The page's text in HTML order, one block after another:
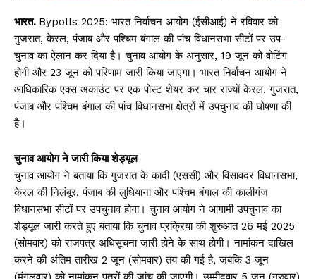
भारत. Bypolls 2025: भारत निर्वाचन आयोग (ईसीआई) ने रविवार को
गुजरात, केरल, पंजाब और पश्चिम बंगाल की पांच विधानसभा सीटों पर उप-
चुनाव का ऐलान कर दिया है। चुनाव आयोग के अनुसार, 19 जून को वोटिंग
होगी और 23 जून को परिणाम जारी किया जाएगा। भारत निर्वाचन आयोग ने
आधिकारिक एक्स अकाउंट पर एक पोस्ट शेयर कर चार राज्यों केरल, गुजरात,
पंजाब और पश्चिम बंगाल की पांच विधानसभा क्षेत्रों में उपचुनाव की घोषणा की
है।
चुनाव आयोग ने जारी किया शेड्यूल
चुनाव आयोग ने बताया कि गुजरात के कादी (एससी) और विसावदर विधानसभा,
केरल की निलंबूर, पंजाब की लुधियाना और पश्चिम बंगाल की कालीगंज
विधानसभा सीटों पर उपचुनाव होगा। चुनाव आयोग ने आगामी उपचुनाव का
शेड्यूल जारी करते हुए बताया कि चुनाव प्रक्रिया की शुरुआत 26 मई 2025
(सोमवार) को राजपत्र अधिसूचना जारी होने के साथ होगी। नामांकन दाखिल
करने की अंतिम तारीख 2 जून (सोमवार) तय की गई है, जबकि 3 जून